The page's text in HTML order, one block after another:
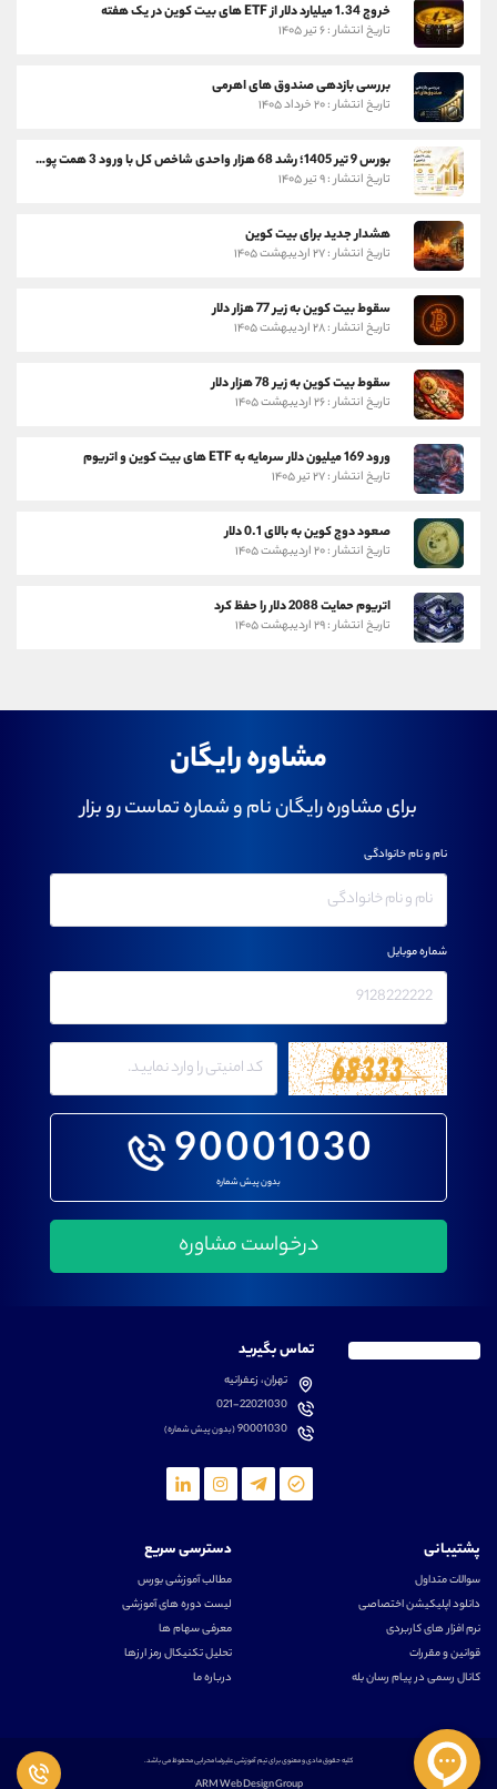
خروج 1.34 میلیارد دلار از ETF های بیت کوین در یک هفته
تاریخ انتشار : ۶ تیر ۱۴۰۵
بررسی بازدهی صندوق های اهرمی
تاریخ انتشار : ۲۰ خرداد ۱۴۰۵
بورس 9 تیر 1405؛ رشد 68 هزار واحدی شاخص کل با ورود 3 همت پول حقیقی
تاریخ انتشار : ۹ تیر ۱۴۰۵
هشدار جدید برای بیت کوین
تاریخ انتشار : ۲۷ اردیبهشت ۱۴۰۵
سقوط بیت کوین به زیر 77 هزار دلار
تاریخ انتشار : ۲۸ اردیبهشت ۱۴۰۵
سقوط بیت کوین به زیر 78 هزار دلار
تاریخ انتشار : ۲۶ اردیبهشت ۱۴۰۵
ورود 169 میلیون دلار سرمایه به ETF های بیت کوین و اتریوم
تاریخ انتشار : ۲۷ تیر ۱۴۰۵
صعود دوج کوین به بالای 0.1 دلار
تاریخ انتشار : ۲۰ اردیبهشت ۱۴۰۵
اتریوم حمایت 2088 دلار را حفظ کرد
تاریخ انتشار : ۲۹ اردیبهشت ۱۴۰۵
مشاوره رایگان
برای مشاوره رایگان نام و شماره تماست رو بزار
90001030
بدون پیش شماره
نام و نام خانوادگی
شماره موبایل
تماس بگیرید
تهران، زعفرانیه
021-22021030
90001030(بدون پیش شماره)
پشتیبانی
سوالات متداول
دانلود اپلیکیشن اختصاصی
نرم افزار های کاربردی
قوانین و مقررات
کانال رسمی در پیام رسان بله
دسترسی سریع
مطالب آموزشی بورس
لیست دوره های آموزشی
معرفی سهام ها
تحلیل تکنیکال رمز ارزها
درباره ما
کلیه حقوق مادی و معنوی برای تیم آموزشی علیرضا محرابی محفوظ می باشد.
ARM Web Design Group